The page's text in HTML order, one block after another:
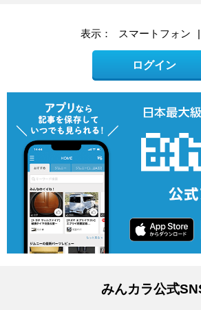
表示： スマートフォン |
ログイン
みんカラ公式